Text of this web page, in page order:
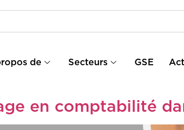
de Secteurs GSE
en comptabilité